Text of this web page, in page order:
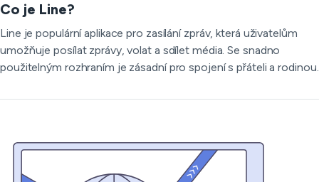
Co je Line?
Line je populární aplikace pro zasílání zpráv, která uživatelům
umožňuje posílat zprávy, volat a sdílet média. Se snadno
použitelným rozhraním je zásadní pro spojení s přáteli a rodinou.